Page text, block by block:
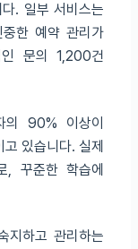
. 일부 서비스는
한 예약 관리가
문의 1,200건
의 90% 이상이
있습니다. 실제
, 꾸준한 학습에
지하고 관리하는